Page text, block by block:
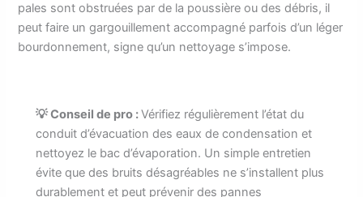
pales sont obstruées par de la poussière ou des débris, il
peut faire un gargouillement accompagné parfois d’un léger
bourdonnement, signe qu’un nettoyage s’impose.
💡 Conseil de pro :Vérifiez régulièrement l’état du
conduit d’évacuation des eaux de condensation et
nettoyez le bac d’évaporation. Un simple entretien
évite que des bruits désagréables ne s’installent plus
durablement et peut prévenir des pannes